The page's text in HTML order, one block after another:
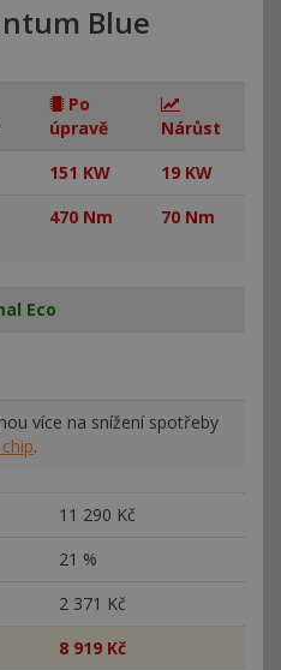
Blue
Po
úpravě
Nárůst
151 KW
19 KW
470 Nm 70 Nm
Eco
více na snížení spotřeby
.
11 290 Kč
21 %
2 371 Kč
8 919 Kč